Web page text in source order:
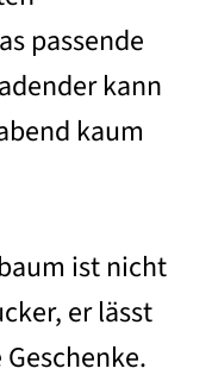
passende
kann
kaum
ist nicht
er lässt